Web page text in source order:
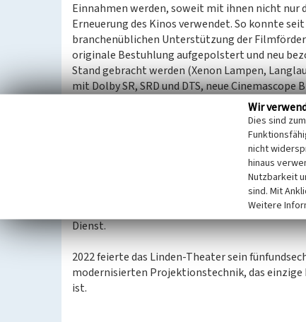
Einnahmen werden, soweit mit ihnen nicht nur
Erneuerung des Kinos verwendet. So konnte
branchenüblichen Unterstützung der
originale Bestuhlung aufgepolstert und neu
Stand gebracht werden (Xenon Lampen,
mit Dolby SR, SRD und DTS, neue Cinemascope
17 Jahre später konnte im Zuge der
nach DCI Standard installiert werden, auch dies
Filmstiftung NRW vermittelten
('Ziel2.NRW'). Das Linden-Theater verfügt
die Tonanlage wurde von 5.1 auf 7.1 Surround
seh- und hörbaren Projektions- und
Störungen der denkmalwürdigen Substanz
Die alte 35mm Projektionstechnik mit dem
Dienst.
2022 feierte das Linden-Theater sein
modernisierten Projektionstechnik, das einzige
ist.
Wir
Dies sind
nicht
hinaus
Nutzbarkeit
sind. Mit
Weitere